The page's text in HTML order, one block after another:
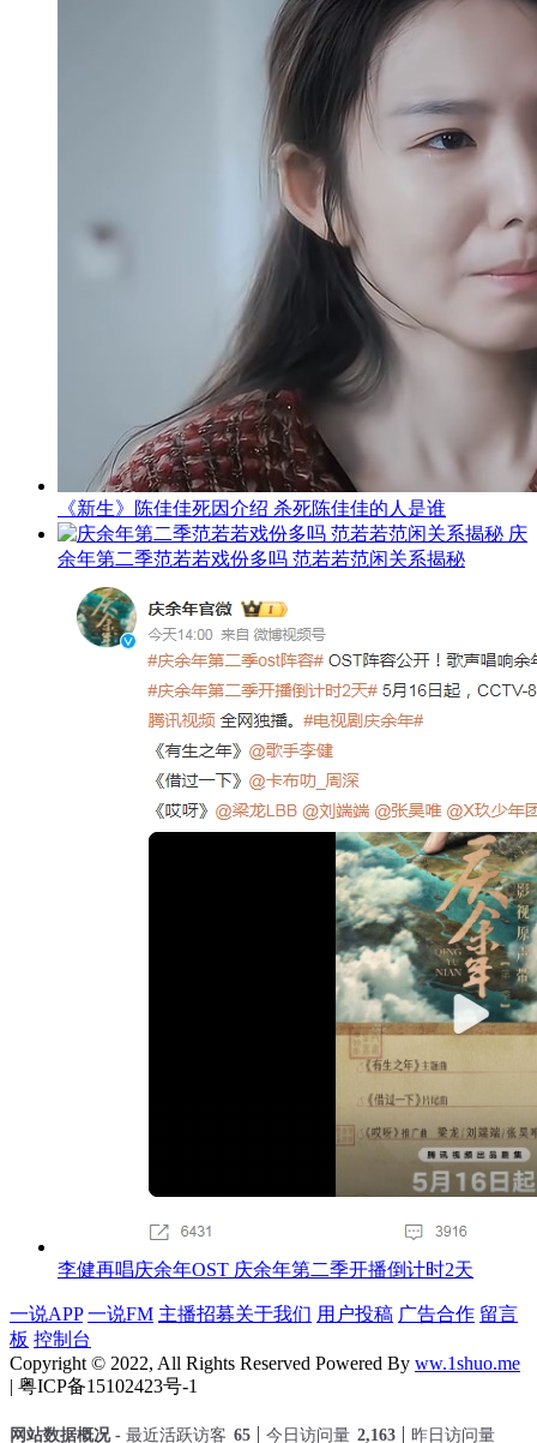
《新生》陈佳佳死因介绍 杀死陈佳佳的人是谁
庆
余年第二季范若若戏份多吗 范若若范闲关系揭秘
李健再唱庆余年OST 庆余年第二季开播倒计时2天
一说APP 一说FM 主播招募关于我们 用户投稿 广告合作 留言
板 控制台
Copyright © 2022, All Rights Reserved Powered By ww.1shuo.me
| 粤ICP备15102423号-1
网站数据概况 - 最近活跃访客 65 今日访问量 2,163 昨日访问量